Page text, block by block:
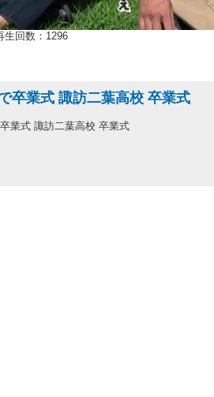
回数：1296
卒業式 諏訪二葉高校 卒業式
業式 諏訪二葉高校 卒業式